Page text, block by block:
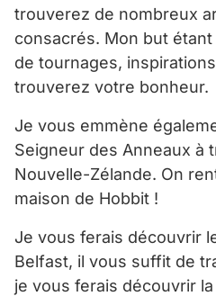
trouverez de nombreux
consacrés. Mon but
de tournages,
trouverez votre bonheur.
Je vous emmène
Seigneur des Anneaux à
Nouvelle-Zélande. On
maison de Hobbit !
Je vous ferais découvrir
Belfast, il vous suffit de
je vous ferais découvrir